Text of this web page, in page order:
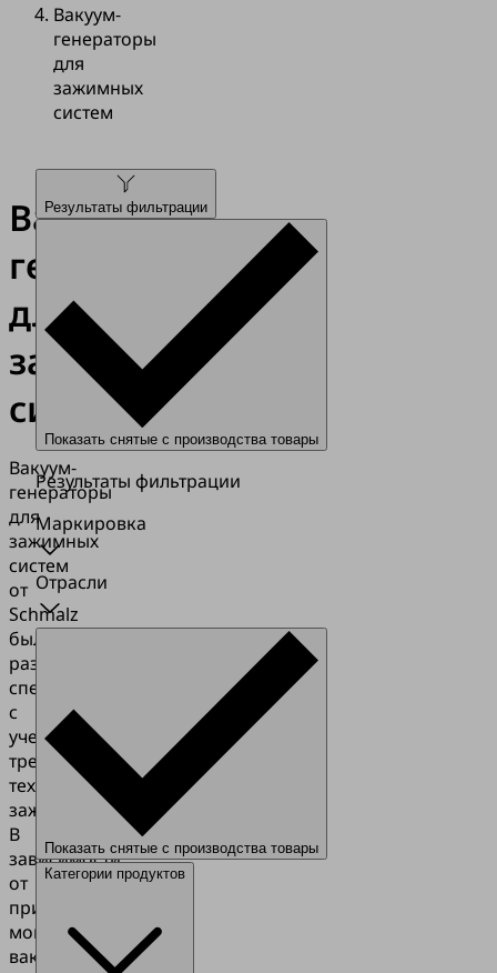
Вакуум-
генераторы
для
зажимных
систем
Вакуум-
генераторы
для
зажимных
систем
Вакуум-
генераторы
для
зажимных
систем
от
Schmalz
были
разработаны
специально
с
учетом
требований
технологии
зажима.
В
зависимости
от
применения
мощный
вакуум-
Результаты фильтрации
Показать снятые с производства товары
Результаты фильтрации
Маркировка
Отрасли
Показать снятые с производства товары
Категории продуктов